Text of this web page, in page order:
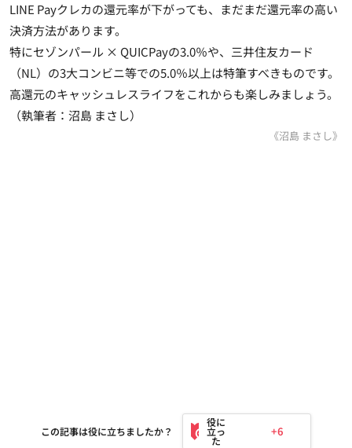
LINE Payクレカの還元率が下がっても、まだまだ還元率の高い
決済方法があります。
特にセゾンパール × QUICPayの3.0％や、三井住友カード
（NL）の3大コンビニ等での5.0％以上は特筆すべきものです。
高還元のキャッシュレスライフをこれからも楽しみましょう。
（執筆者：沼島 まさし）
《沼島 まさし》
この記事は役に立ちましたか？ +6